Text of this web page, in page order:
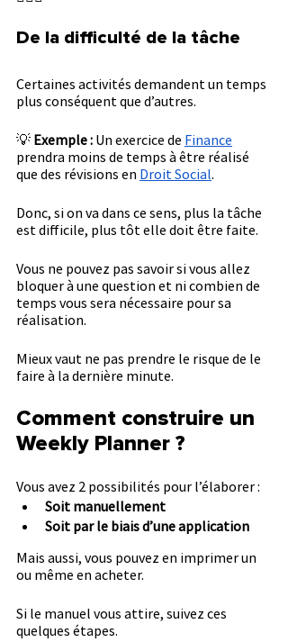
De la difficulté de la tâche
Certaines activités demandent un temps
plus conséquent que d’autres.
💡 Exemple : Un exercice de Finance
prendra moins de temps à être réalisé
que des révisions en Droit Social.
Donc, si on va dans ce sens, plus la tâche
est difficile, plus tôt elle doit être faite.
Vous ne pouvez pas savoir si vous allez
bloquer à une question et ni combien de
temps vous sera nécessaire pour sa
réalisation.
Mieux vaut ne pas prendre le risque de le
faire à la dernière minute.
Comment construire un
Weekly Planner ?
Vous avez 2 possibilités pour l’élaborer :
Soit manuellement
Soit par le biais d’une application
Mais aussi, vous pouvez en imprimer un
ou même en acheter.
Si le manuel vous attire, suivez ces
quelques étapes.